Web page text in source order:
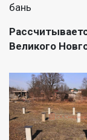
бань
Великого